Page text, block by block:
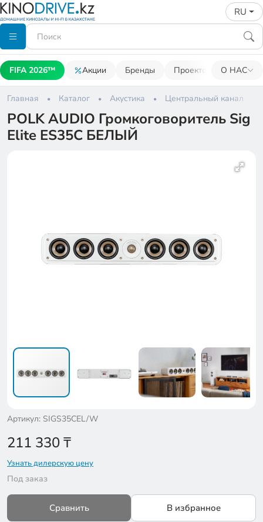
RU
FIFA 2026™ Акции Бренды Проекторы О НАС
Главная Каталог Акустика Центральный канал
POLK AUDIO Громкоговоритель Sig
Elite ES35C БЕЛЫЙ
Артикул: SIGS35CEL/W
211 330₸
Узнать дилерскую цену
Под заказ
Сравнить В избранное